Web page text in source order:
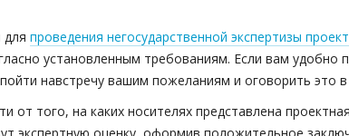
для проведения негосударственной экспертизы
установленным требованиям. Если вам удобно
навстречу вашим пожеланиям и оговорить это
от того, на каких носителях представлена
экспертную оценку, оформив положительное